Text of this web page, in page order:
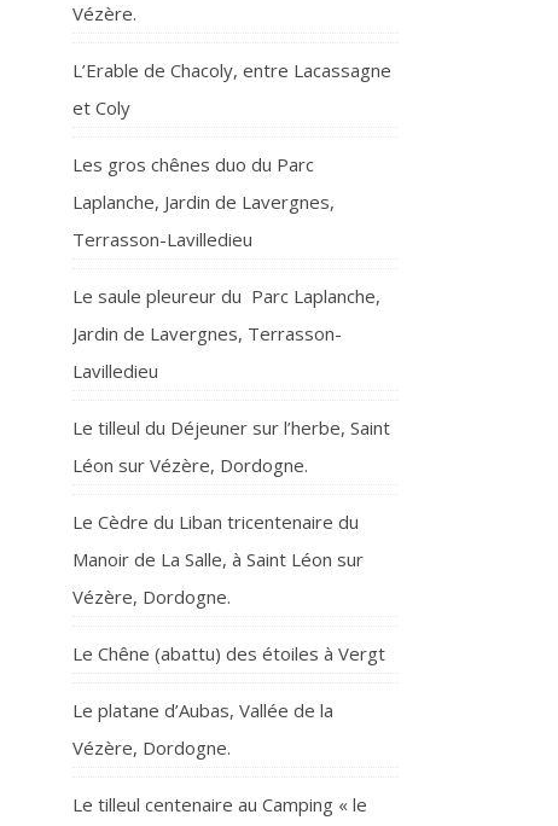
Vézère.
L’Erable de Chacoly, entre Lacassagne
et Coly
Les gros chênes duo du Parc
Laplanche, Jardin de Lavergnes,
Terrasson-Lavilledieu
Le saule pleureur du Parc Laplanche,
Jardin de Lavergnes, Terrasson-
Lavilledieu
Le tilleul du Déjeuner sur l’herbe, Saint
Léon sur Vézère, Dordogne.
Le Cèdre du Liban tricentenaire du
Manoir de La Salle, à Saint Léon sur
Vézère, Dordogne.
Le Chêne (abattu) des étoiles à Vergt
Le platane d’Aubas, Vallée de la
Vézère, Dordogne.
Le tilleul centenaire au Camping « le